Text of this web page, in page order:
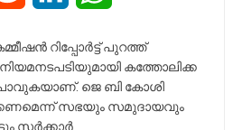
റിപ്പോർട്ട് പുറത്ത്
കത്തോലിക്ക
ജെ ബി കോശി
സഭയും സമുദായവും
സർക്കാർ